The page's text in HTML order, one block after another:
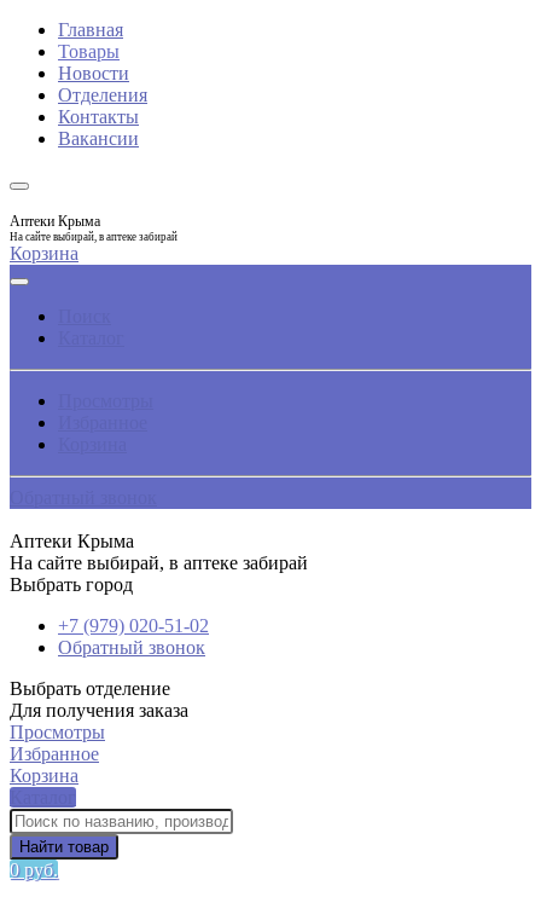
Главная
Товары
Новости
Отделения
Контакты
Вакансии
Аптеки Крыма
На сайте выбирай, в аптеке забирай
Корзина
Аптеки Крыма
На сайте выбирай, в аптеке забирай
Выбрать город
+7 (979) 020-51-02
Обратный звонок
Выбрать отделение
Для получения заказа
Просмотры
Избранное
Корзина
Найти товар
0 руб.